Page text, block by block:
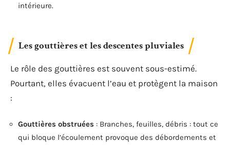
intérieure.
Les gouttières et les descentes pluviales
Le rôle des gouttières est souvent sous-estimé.
Pourtant, elles évacuent l’eau et protègent la maison
:
Gouttières obstruées : Branches, feuilles, débris : tout ce
qui bloque l’écoulement provoque des débordements et